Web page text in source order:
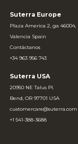
Suterra Europe
Plaza America 2, ga 46004,
Valencia Spain
Contáctanos
+34 963 956 743
Suterra USA
20950 NE Talus Pl.
Bend, OR 97701 USA
customercare@suterra.com
+1 541-388-3688